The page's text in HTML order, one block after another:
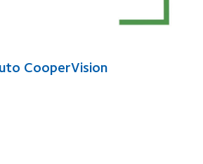
CooperVision